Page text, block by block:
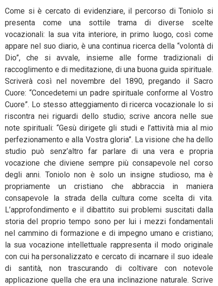
Come si è cercato di evidenziare, il percorso di Toniolo si
presenta come una sottile trama di diverse scelte
vocazionali: la sua vita interiore, in primo luogo, così come
appare nel suo diario, è una continua ricerca della “volontà di
Dio”, che si avvale, insieme alle forme tradizionali di
raccoglimento e di meditazione, di una buona guida spirituale.
Scriverà così nel novembre del 1890, pregando il Sacro
Cuore: “Concedetemi un padre spirituale conforme al Vostro
Cuore”. Lo stesso atteggiamento di ricerca vocazionale lo si
riscontra nei riguardi dello studio; scrive ancora nelle sue
note spirituali: “Gesù dirigete gli studi e l’attività mia al mio
perfezionamento e alla Vostra gloria”. La visione che ha dello
studio può senz’altro far parlare di una vera e propria
vocazione che diviene sempre più consapevole nel corso
degli anni. Toniolo non è solo un insigne studioso, ma è
propriamente un cristiano che abbraccia in maniera
consapevole la strada della cultura come scelta di vita.
L’approfondimento e il dibattito sui problemi suscitati dalla
storia del proprio tempo sono per lui i mezzi fondamentali
nel cammino di formazione e di impegno umano e cristiano;
la sua vocazione intellettuale rappresenta il modo originale
con cui ha personalizzato e cercato di incarnare il suo ideale
di santità, non trascurando di coltivare con notevole
applicazione quella che era una inclinazione naturale. Scrive